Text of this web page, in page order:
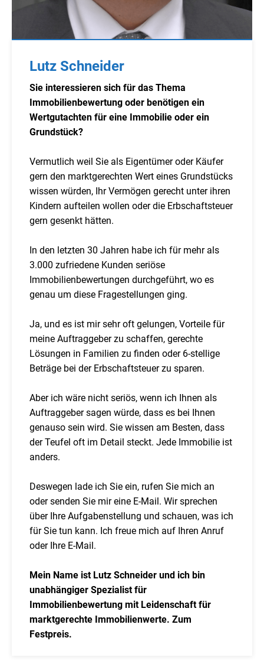
Lutz Schneider
Sie interessieren sich für das Thema
Immobilienbewertung oder benötigen ein
Wertgutachten für eine Immobilie oder ein
Grundstück?
Vermutlich weil Sie als Eigentümer oder Käufer
gern den marktgerechten Wert eines Grundstücks
wissen würden, Ihr Vermögen gerecht unter ihren
Kindern aufteilen wollen oder die Erbschaftsteuer
gern gesenkt hätten.
In den letzten 30 Jahren habe ich für mehr als
3.000 zufriedene Kunden seriöse
Immobilienbewertungen durchgeführt, wo es
genau um diese Fragestellungen ging.
Ja, und es ist mir sehr oft gelungen, Vorteile für
meine Auftraggeber zu schaffen, gerechte
Lösungen in Familien zu finden oder 6-stellige
Beträge bei der Erbschaftsteuer zu sparen.
Aber ich wäre nicht seriös, wenn ich Ihnen als
Auftraggeber sagen würde, dass es bei Ihnen
genauso sein wird. Sie wissen am Besten, dass
der Teufel oft im Detail steckt. Jede Immobilie ist
anders.
Deswegen lade ich Sie ein, rufen Sie mich an
oder senden Sie mir eine E-Mail. Wir sprechen
über Ihre Aufgabenstellung und schauen, was ich
für Sie tun kann. Ich freue mich auf Ihren Anruf
oder Ihre E-Mail.
Mein Name ist Lutz Schneider und ich bin
unabhängiger Spezialist für
Immobilienbewertung mit Leidenschaft für
marktgerechte Immobilienwerte. Zum
Festpreis.